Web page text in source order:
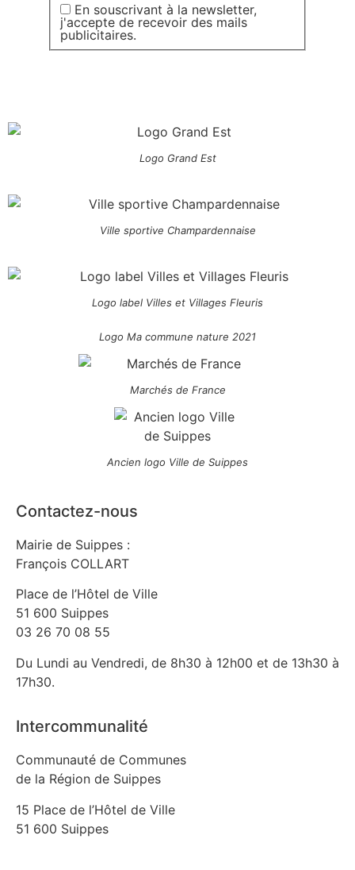
En souscrivant à la newsletter,
j'accepte de recevoir des mails
publicitaires.
Logo Grand Est
Ville sportive Champardennaise
Logo label Villes et Villages Fleuris
Logo Ma commune nature 2021
Marchés de France
Ancien logo Ville de Suippes
Contactez-nous
Mairie de Suippes :
François COLLART
Place de l’Hôtel de Ville
51 600 Suippes
03 26 70 08 55
Du Lundi au Vendredi, de 8h30 à 12h00 et de 13h30 à
17h30.
Intercommunalité
Communauté de Communes
de la Région de Suippes
15 Place de l’Hôtel de Ville
51 600 Suippes